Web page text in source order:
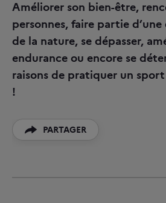
Améliorer son bien-être,
personnes, faire partie
de la nature, se dépasser,
endurance ou encore se
raisons de pratiquer un
!
PARTAGER